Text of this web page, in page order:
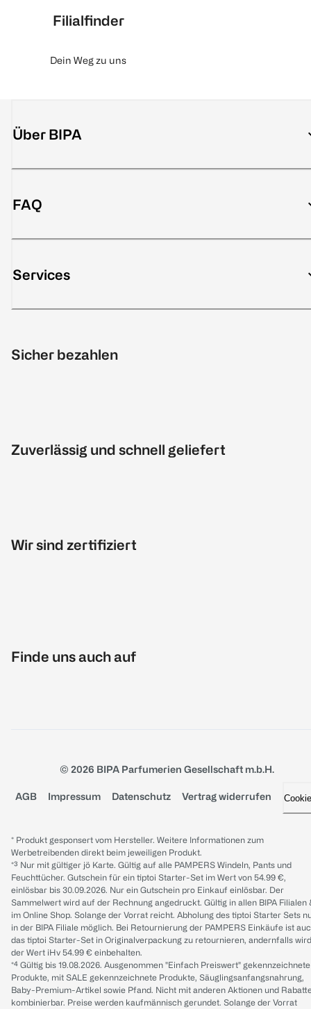
Filialfinder
Dein Weg zu uns
Über BIPA
FAQ
Services
Sicher bezahlen
Zuverlässig und schnell geliefert
Wir sind zertifiziert
Finde uns auch auf
© 2026 BIPA Parfumerien Gesellschaft m.b.H.
AGB Impressum Datenschutz Vertrag widerrufen
* Produkt gesponsert vom Hersteller. Weitere Informationen zum
Werbetreibenden direkt beim jeweiligen Produkt.
*³ Nur mit gültiger jö Karte. Gültig auf alle PAMPERS Windeln, Pants und
Feuchttücher. Gutschein für ein tiptoi Starter-Set im Wert von 54.99 €,
einlösbar bis 30.09.2026. Nur ein Gutschein pro Einkauf einlösbar. Der
Sammelwert wird auf der Rechnung angedruckt. Gültig in allen BIPA Filialen
im Online Shop. Solange der Vorrat reicht. Abholung des tiptoi Starter Sets
in der BIPA Filiale möglich. Bei Retournierung der PAMPERS Einkäufe ist
das tiptoi Starter-Set in Originalverpackung zu retournieren, andernfalls wird
der Wert iHv 54.99 € einbehalten.
*⁴ Gültig bis 19.08.2026. Ausgenommen "Einfach Preiswert" gekennzeichnete
Produkte, mit SALE gekennzeichnete Produkte, Säuglingsanfangsnahrung,
Baby-Premium-Artikel sowie Pfand. Nicht mit anderen Aktionen und
kombinierbar. Preise werden kaufmännisch gerundet. Solange der Vorrat